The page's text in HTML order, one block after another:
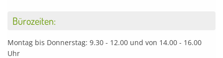
Bürozeiten:
Montag bis Donnerstag: 9.30 - 12.00 und von 14.00 - 16.00
Uhr